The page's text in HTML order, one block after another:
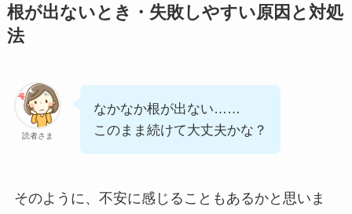
根が出ないとき・失敗しやすい原因と対処
法
読者さま
なかなか根が出ない……
このまま続けて大丈夫かな？
そのように、不安に感じることもあるかと思いま